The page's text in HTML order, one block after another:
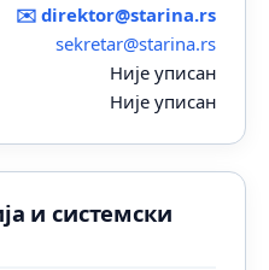
✉️ direktor@starina.rs
sekretar@starina.rs
Није уписан
Није уписан
и системски